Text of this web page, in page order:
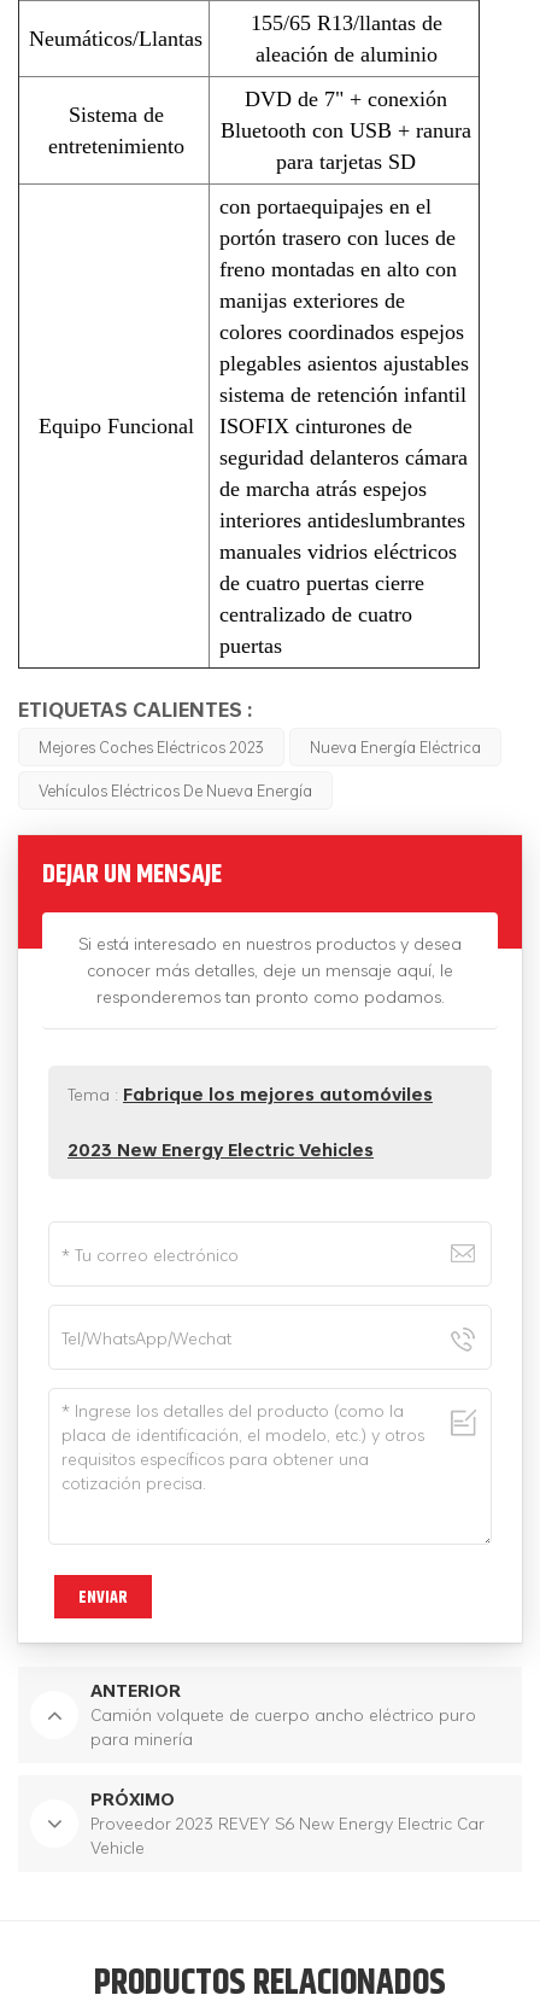
Neumáticos/Llantas
155/65 R13/llantas de
aleación de aluminio
Sistema de
entretenimiento
DVD de 7" + conexión
Bluetooth con USB + ranura
para tarjetas SD
Equipo Funcional
con portaequipajes en el
portón trasero con luces de
freno montadas en alto con
manijas exteriores de
colores coordinados espejos
plegables asientos ajustables
sistema de retención infantil
ISOFIX cinturones de
seguridad delanteros cámara
de marcha atrás espejos
interiores antideslumbrantes
manuales vidrios eléctricos
de cuatro puertas cierre
centralizado de cuatro
puertas
ETIQUETAS CALIENTES :
Mejores Coches Eléctricos 2023
Nueva Energía Eléctrica
Vehículos Eléctricos De Nueva Energía
DEJAR UN MENSAJE
Si está interesado en nuestros productos y desea
conocer más detalles, deje un mensaje aquí, le
responderemos tan pronto como podamos.
Tema : Fabrique los mejores automóviles
2023 New Energy Electric Vehicles
ENVIAR
ANTERIOR
Camión volquete de cuerpo ancho eléctrico puro
para minería
PRÓXIMO
Proveedor 2023 REVEY S6 New Energy Electric Car
Vehicle
PRODUCTOS RELACIONADOS